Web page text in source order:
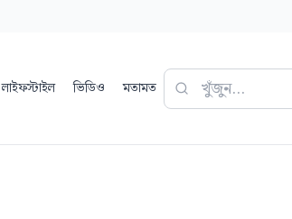
লাইফস্টাইল ভিডিও মতামত